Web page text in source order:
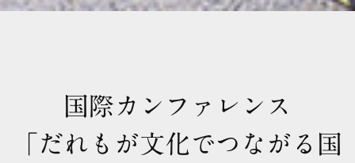
国際カンファレンス
「だれもが文化でつながる国